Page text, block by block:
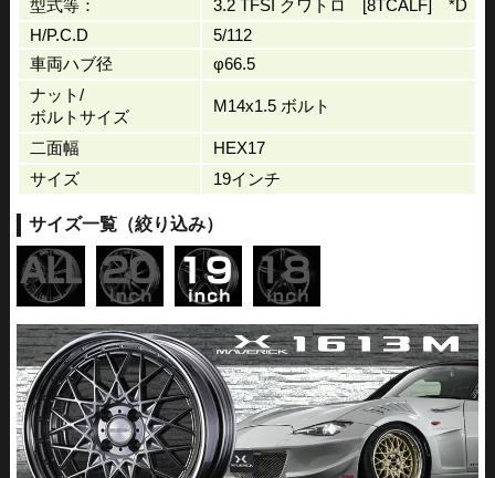
型式等：
3.2 TFSI クワトロ [8TCALF] *D
H/P.C.D
5/112
車両ハブ径
φ66.5
ナット/
ボルトサイズ
M14x1.5 ボルト
二面幅
HEX17
サイズ
19インチ
サイズ一覧（絞り込み）